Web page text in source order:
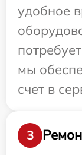
удобное
мы
счет в
3